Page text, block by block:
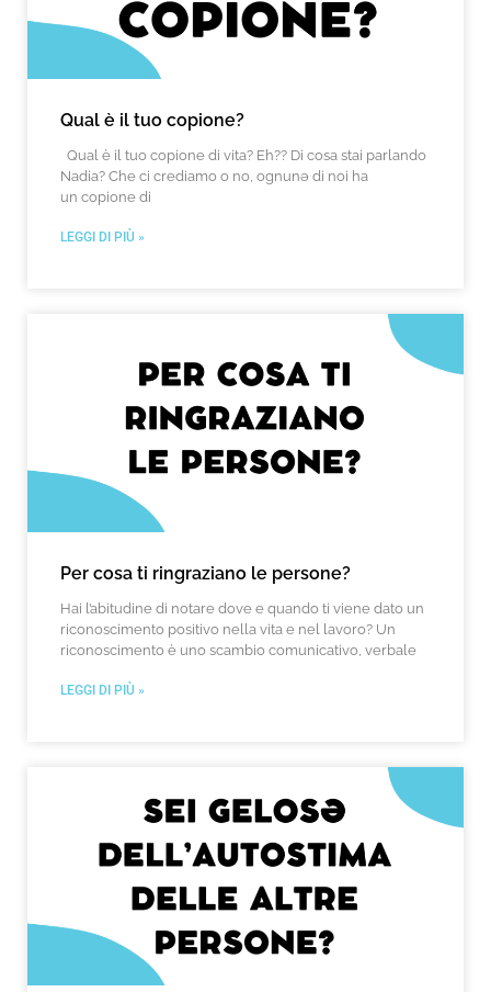
Qual è il tuo copione?
Qual è il tuo copione di vita? Eh?? Di cosa stai parlando
Nadia? Che ci crediamo o no, ognunə di noi ha
un copione di
LEGGI DI PIÙ »
Per cosa ti ringraziano le persone?
Hai l’abitudine di notare dove e quando ti viene dato un
riconoscimento positivo nella vita e nel lavoro? Un
riconoscimento è uno scambio comunicativo, verbale
LEGGI DI PIÙ »